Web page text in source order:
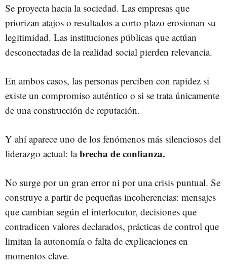
Se proyecta hacia la sociedad. Las empresas que
priorizan atajos o resultados a corto plazo erosionan su
legitimidad. Las instituciones públicas que actúan
desconectadas de la realidad social pierden relevancia.
En ambos casos, las personas perciben con rapidez si
existe un compromiso auténtico o si se trata únicamente
de una construcción de reputación.
Y ahí aparece uno de los fenómenos más silenciosos del
liderazgo actual: labrecha de confianza.
No surge por un gran error ni por una crisis puntual. Se
construye a partir de pequeñas incoherencias: mensajes
que cambian según el interlocutor, decisiones que
contradicen valores declarados, prácticas de control que
limitan la autonomía o falta de explicaciones en
momentos clave.